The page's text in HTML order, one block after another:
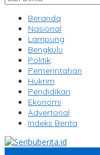
Beranda
Nasional
Lampung
Bengkulu
Politik
Pemerintahan
Hukrim
Pendidikan
Ekonomi
Advertorial
Indeks Berita